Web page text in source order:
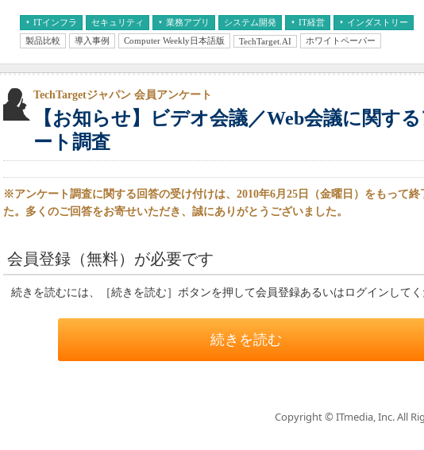
ITインフラ セキュリティ 業務アプリ
エンタープライズAI
ERP
データ分析
情報系システム
システム開発 IT経営
経営とIT
インダストリー
医療IT
製品比較 導入事例 Computer Weekly日本語版 TechTarget.AI ホワイトペーパー
【お知らせ】ビデオ会議／Web会議に関す
ート調査
TechTargetジャパン 会員アンケート
※アンケート調査に関する回答の受け付けは、2010年6月25日（金曜日）をもって終
た。多くのご回答をお寄せいただき、誠にありがとうございました。
会員登録（無料）が必要です
続きを読むには、［続きを読む］ボタンを押して会員登録あるいはログインしてく
続きを読む
Copyright © ITmedia, Inc. All